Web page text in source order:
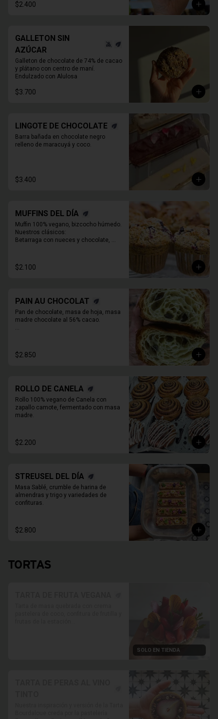
$2.400
GALLETON SIN
AZÚCAR
Galleton de chocolate de 74% de cacao
y plátano con centro de maní.
Endulzado con Alulosa
$3.700
LINGOTE DE CHOCOLATE
Barra bañada en chocolate negro
relleno de maracuyá y coco.
$3.400
MUFFINS DEL DÍA
Muffin 100% vegano, bizcocho húmedo.
Nuestros clásicos:
Betarraga con nueces y chocolate,
Chocolate, maní y mantequilla de maní.
$2.100
PAIN AU CHOCOLAT
Pan de chocolate, masa de hoja, masa
madre chocolate al 56% cacao.
despacho*
$2.850
ROLLO DE CANELA
Rollo 100% vegano de Canela con
zapallo camote, fermentado con masa
madre.
$2.200
STREUSEL DEL DÍA
Masa Sablé, crumble de harina de
almendras y trigo y variedades de
confituras.
$2.800
TORTAS
SOLO EN TIENDA